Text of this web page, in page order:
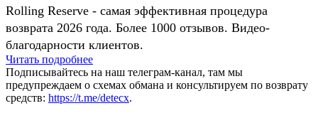
Rolling Reserve - самая эффективная процедура
возврата 2026 года. Более 1000 отзывов. Видео-
благодарности клиентов.
Читать подробнее
Подписывайтесь на наш телеграм-канал, там мы
предупреждаем о схемах обмана и консультируем по возврату
средств: https://t.me/detecx.